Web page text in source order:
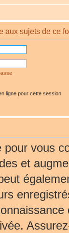
aux sujets de ce
ligne pour cette session
vous
et